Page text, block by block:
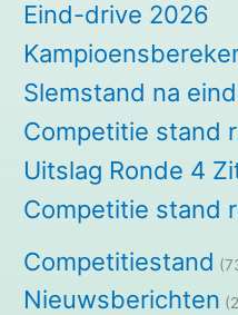
Eind-drive 2026
Slemstand na
Competitie stand
Uitslag Ronde 4
Competitie stand
Competitiestand
Nieuwsberichten